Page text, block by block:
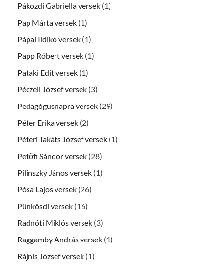
Pákozdi Gabriella versek (1)
Pap Márta versek (1)
Pápai Ildikó versek (1)
Papp Róbert versek (1)
Pataki Edit versek (1)
Péczeli József versek (3)
Pedagógusnapra versek (29)
Péter Erika versek (2)
Péteri Takáts József versek (1)
Petőfi Sándor versek (28)
Pilinszky János versek (1)
Pósa Lajos versek (26)
Pünkösdi versek (16)
Radnóti Miklós versek (3)
Raggamby András versek (1)
Rájnis József versek (1)